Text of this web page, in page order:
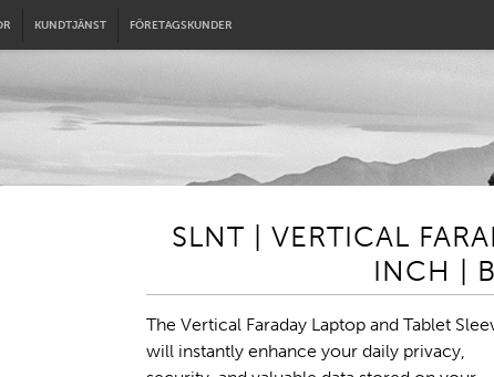
KUNDTJÄNST FÖRETAGSKUNDER
SLNT | VERTICAL
INCH |
The Vertical Faraday Laptop and Tablet
will instantly enhance your daily privacy,